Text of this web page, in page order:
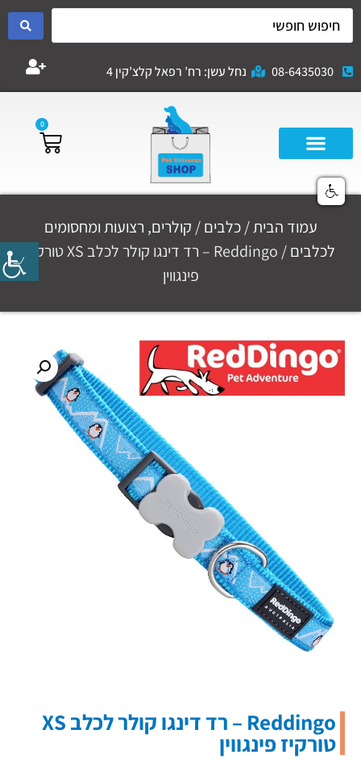
08-6435030 נחל עשן: רח’ רפאל קלצ’קין 4
0
עמוד הבית/כלבים/ קולרים, רצועות ומחסומים
לכלבים
/ Reddingo – רד דינגו קולר לכלב XS טורקיז
פינגווין
Reddingo – רד דינגו קולר לכלב XS
טורקיז פינגווין